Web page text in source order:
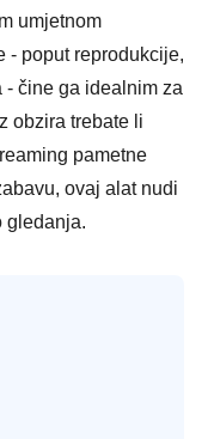
umjetnom
- poput reprodukcije,
čine ga idealnim za
obzira trebate li
pametne
ovaj alat nudi
gledanja.